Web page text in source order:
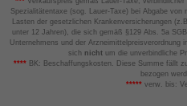
Spezialitätentaxe (sog. Lauer-Taxe) bei Abgabe
Lasten der gesetzlichen Krankenversicherungen
unter 12 Jahren), die sich gemäß §129 Abs. 5a
Unternehmens und der
sich nicht um die unverbindliche
****BK: Beschaffungskosten. Diese Summe fällt
bezogen
*****verw. bis: